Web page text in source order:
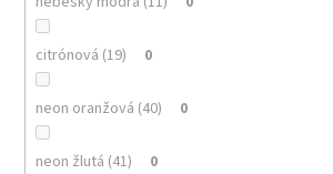
citrónová (19) 0
neon oranžová (40) 0
neon žlutá (41) 0